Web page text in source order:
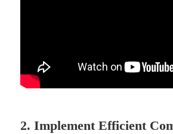
2. Implement Efficient